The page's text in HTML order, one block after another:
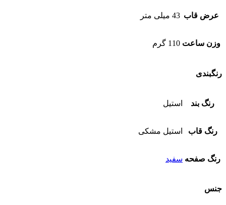
عرض قاب 43 میلی متر
وزن ساعت 110 گرم
رنگبندی
رنگ بند استیل
رنگ قاب استیل مشکی
رنگ صفحه سفید
جنس